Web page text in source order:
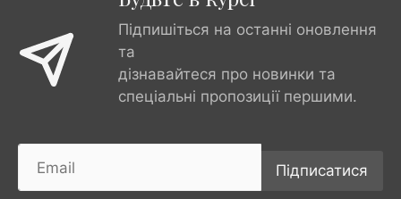
Підпишіться на останні оновлення
та
дізнавайтеся про новинки та
спеціальні пропозиції першими.
Підписатися